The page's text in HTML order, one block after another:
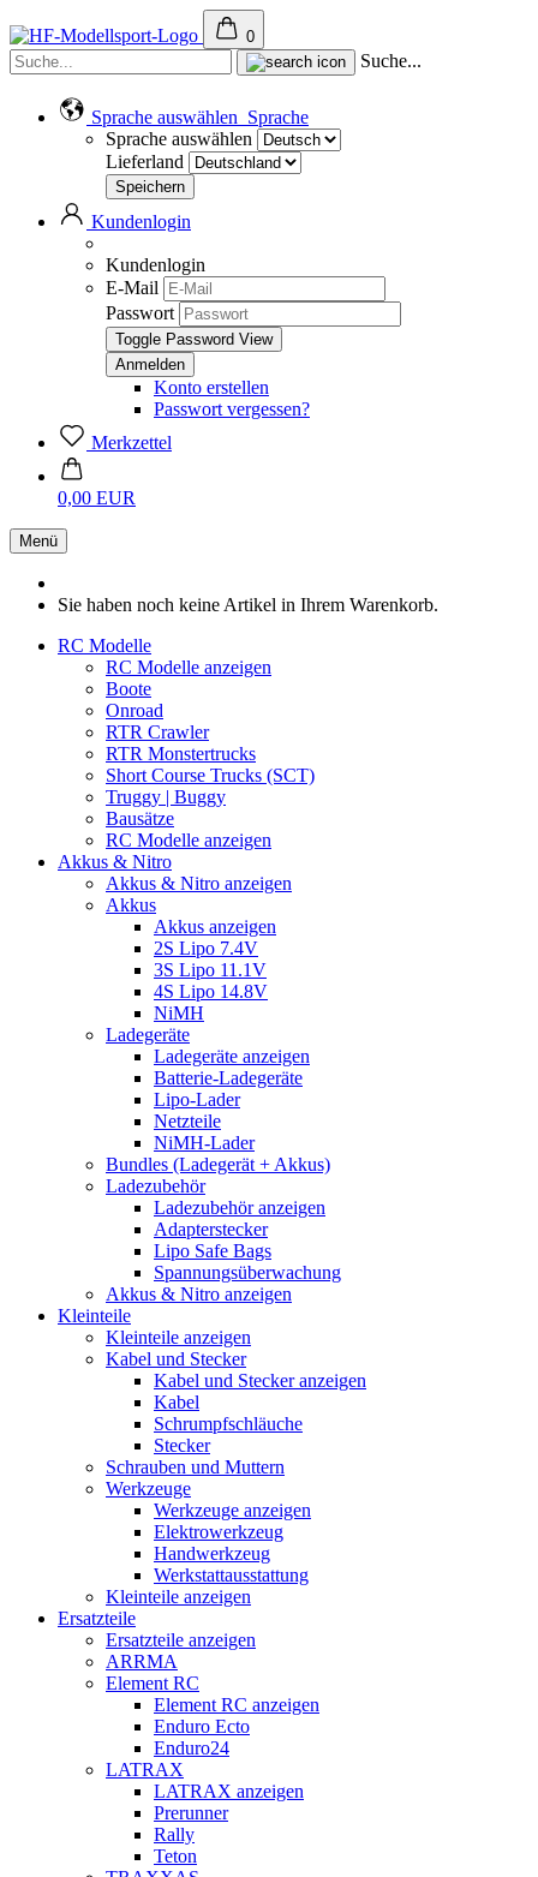
0
Suche...
Sprache auswählen Sprache
Sprache auswählen
Lieferland
Kundenlogin
Kundenlogin
E-Mail
Passwort
Toggle Password View
Konto erstellen
Passwort vergessen?
Merkzettel
0,00 EUR
Menü
Sie haben noch keine Artikel in Ihrem Warenkorb.
RC Modelle
RC Modelle anzeigen
Boote
Onroad
RTR Crawler
RTR Monstertrucks
Short Course Trucks (SCT)
Truggy | Buggy
Bausätze
RC Modelle anzeigen
Akkus & Nitro
Akkus & Nitro anzeigen
Akkus
Akkus anzeigen
2S Lipo 7.4V
3S Lipo 11.1V
4S Lipo 14.8V
NiMH
Ladegeräte
Ladegeräte anzeigen
Batterie-Ladegeräte
Lipo-Lader
Netzteile
NiMH-Lader
Bundles (Ladegerät + Akkus)
Ladezubehör
Ladezubehör anzeigen
Adapterstecker
Lipo Safe Bags
Spannungsüberwachung
Akkus & Nitro anzeigen
Kleinteile
Kleinteile anzeigen
Kabel und Stecker
Kabel und Stecker anzeigen
Kabel
Schrumpfschläuche
Stecker
Schrauben und Muttern
Werkzeuge
Werkzeuge anzeigen
Elektrowerkzeug
Handwerkzeug
Werkstattausstattung
Kleinteile anzeigen
Ersatzteile
Ersatzteile anzeigen
ARRMA
Element RC
Element RC anzeigen
Enduro Ecto
Enduro24
LATRAX
LATRAX anzeigen
Prerunner
Rally
Teton